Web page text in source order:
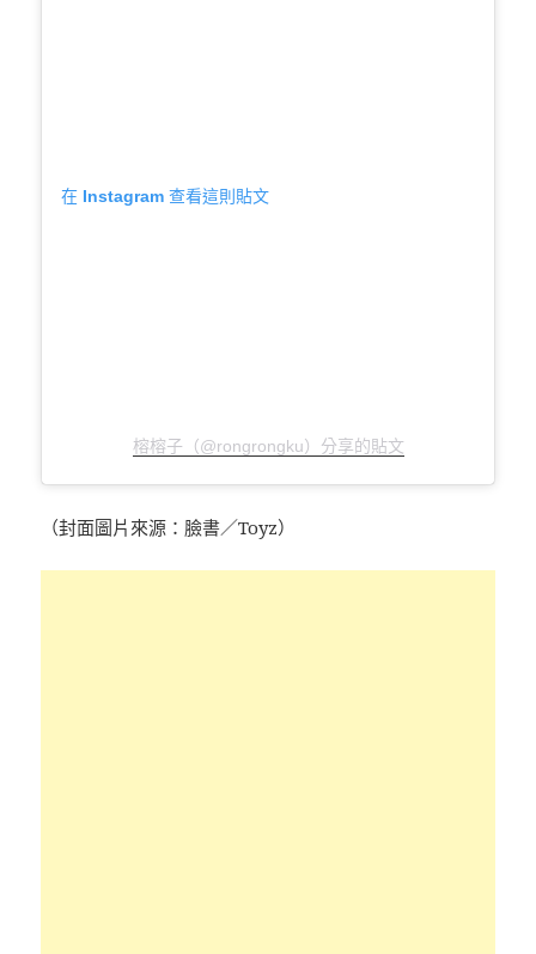
在 Instagram 查看這則貼文
榕榕子（@rongrongku）分享的貼文
（封面圖片來源：臉書／Toyz）